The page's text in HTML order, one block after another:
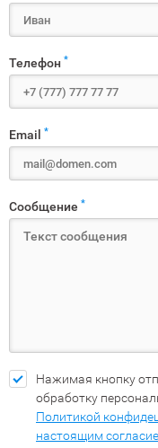
Телефон *
Email *
Сообщение *
Нажимая кнопку
обработку
Политикой
настоящим